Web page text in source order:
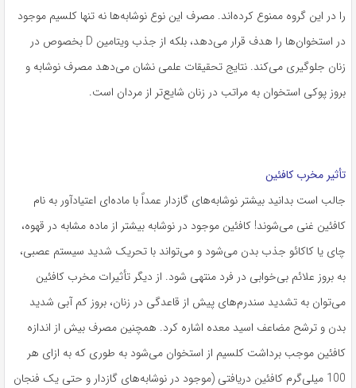
را در این گروه ممنوع کرده‌اند. مصرف این نوع نوشابه‌ها نه تنها کلسیم موجود
در استخوان‌ها را هدف قرار می‌دهد، بلکه از جذب ویتامین D بخصوص در
زنان جلوگیری می‌کند. نتایج تحقیقات علمی نشان می‌دهد مصرف نوشابه و
بروز پوکی استخوان به مراتب در زنان شایع‌تر از مردان است.
تأثیر مخرب کافئین
جالب است بدانید بیشتر نوشابه‌های گازدار عمداً با ماده‌ای اعتیادآور به نام
کافئین غنی می‌شوند! کافئین موجود در نوشابه بیشتر از ماده مشابه در قهوه،
چای یا کاکائو جذب بدن می‌شود و می‌تواند با تحریک شدید سیستم عصبی،
به بروز علائم بی‌خوابی در فرد منتهی ‌شود. از دیگر تأثیرات مخرب کافئین
می‌توان به تشدید سندرم‌های پیش از قاعدگی در زنان، بروز کم آبی شدید
بدن و ترشح مضاعف اسید معده اشاره کرد. همچنین ‌مصرف بیش از اندازه
کافئین موجب برداشت کلسیم از استخوان می‌شود به طوری که به ازای هر
100 میلی‌گرم کافئین دریافتی (موجود در نوشابه‌های گازدار و حتی یک فنجان